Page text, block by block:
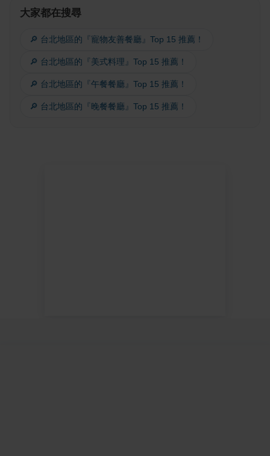
大家都在搜尋
🔎 台北地區的『寵物友善餐廳』Top 15 推薦！
🔎 台北地區的『美式料理』Top 15 推薦！
🔎 台北地區的『午餐餐廳』Top 15 推薦！
🔎 台北地區的『晚餐餐廳』Top 15 推薦！